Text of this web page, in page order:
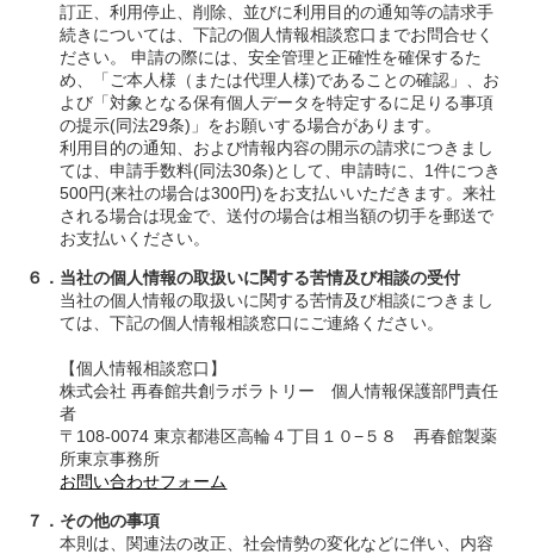
訂正、利用停止、削除、並びに利用目的の通知等の請求手
続きについては、下記の個人情報相談窓口までお問合せく
ださい。 申請の際には、安全管理と正確性を確保するた
め、「ご本人様（または代理人様)であることの確認」、お
よび「対象となる保有個人データを特定するに足りる事項
の提示(同法29条)」をお願いする場合があります。
利用目的の通知、および情報内容の開示の請求につきまし
ては、申請手数料(同法30条)として、申請時に、1件につき
500円(来社の場合は300円)をお支払いいただきます。来社
される場合は現金で、送付の場合は相当額の切手を郵送で
お支払いください。
６．当社の個人情報の取扱いに関する苦情及び相談の受付
当社の個人情報の取扱いに関する苦情及び相談につきまし
ては、下記の個人情報相談窓口にご連絡ください。
【個人情報相談窓口】
株式会社 再春館共創ラボラトリー 個人情報保護部門責任
者
〒108-0074 東京都港区高輪４丁目１０−５８ 再春館製薬
所東京事務所
お問い合わせフォーム
７．その他の事項
本則は、関連法の改正、社会情勢の変化などに伴い、内容